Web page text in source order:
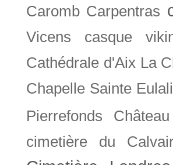
Caromb Carpentras
Vicens casque
Cathédrale d'Aix La
Chapelle Sainte
Pierrefonds
cimetière du